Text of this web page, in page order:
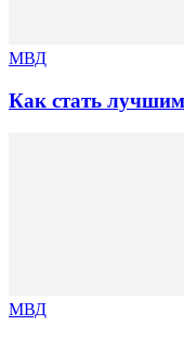
МВД
Как стать
МВД